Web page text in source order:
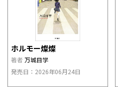
ホルモー燦燦
著者 万城目学
発売日：2026年06月24日